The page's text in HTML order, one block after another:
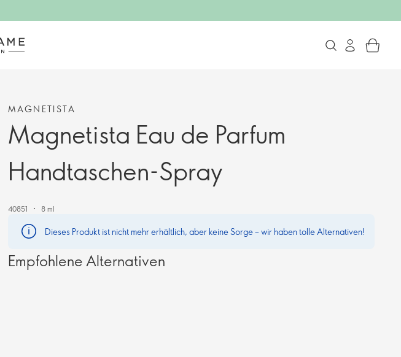
MAGNETISTA
Magnetista Eau de Parfum
Handtaschen-Spray
40851 8 ml
Dieses Produkt ist nicht mehr erhältlich, aber keine Sorge – wir haben tolle Alternativen!
Empfohlene Alternativen